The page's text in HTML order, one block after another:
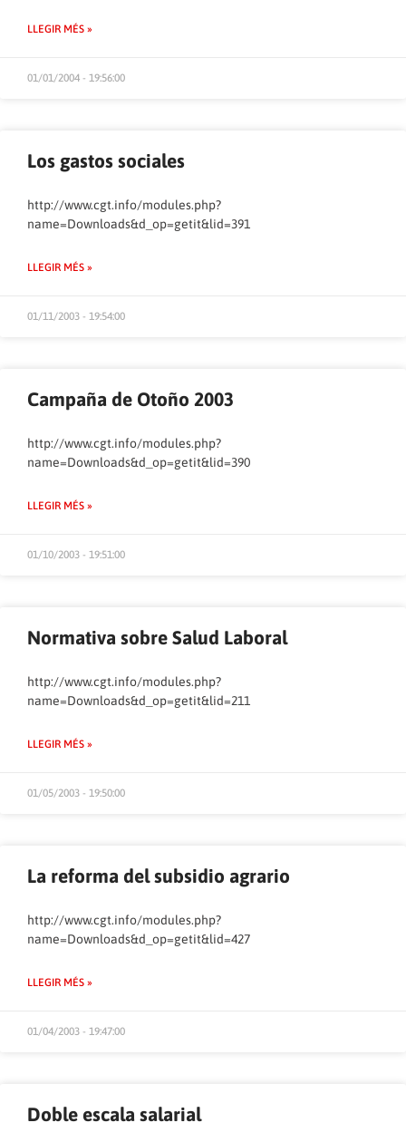
LLEGIR MÉS »
01/01/2004 - 19:56:00
Los gastos sociales
http://www.cgt.info/modules.php?
name=Downloads&d_op=getit&lid=391
LLEGIR MÉS »
01/11/2003 - 19:54:00
Campaña de Otoño 2003
http://www.cgt.info/modules.php?
name=Downloads&d_op=getit&lid=390
LLEGIR MÉS »
01/10/2003 - 19:51:00
Normativa sobre Salud Laboral
http://www.cgt.info/modules.php?
name=Downloads&d_op=getit&lid=211
LLEGIR MÉS »
01/05/2003 - 19:50:00
La reforma del subsidio agrario
http://www.cgt.info/modules.php?
name=Downloads&d_op=getit&lid=427
LLEGIR MÉS »
01/04/2003 - 19:47:00
Doble escala salarial